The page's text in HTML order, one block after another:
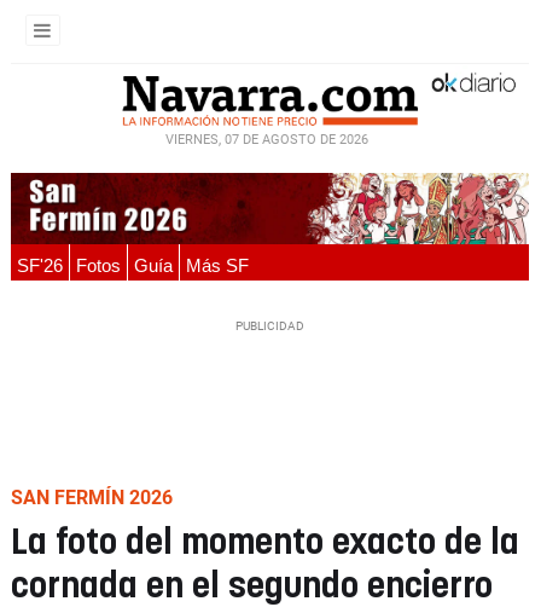
VIERNES, 07 DE AGOSTO DE 2026
SF'26 Fotos Guía Más SF
SAN FERMÍN 2026
La foto del momento exacto de la
cornada en el segundo encierro